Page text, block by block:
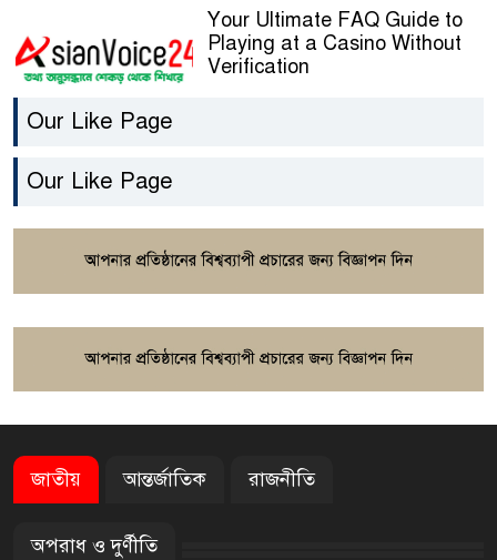
Your Ultimate FAQ Guide to
Playing at a Casino Without
Verification
Guía paso a paso para
registrarte y jugar en
Kako sam otkrio Lolajack
Casino – osobno iskustvo od
Our Like Page
Our Like Page
জাতীয় আন্তর্জাতিক রাজনীতি
অপরাধ ও দুর্ণীতি